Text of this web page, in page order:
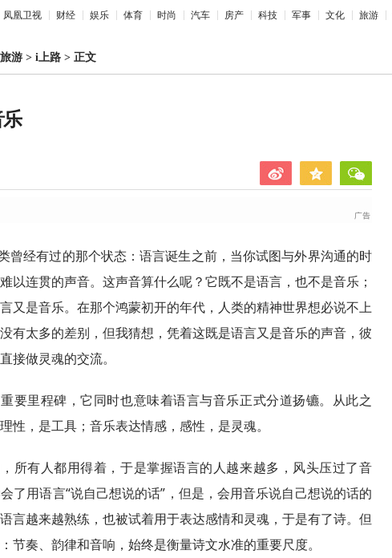
凤凰卫视 财经 娱乐 体育 时尚 汽车 房产 科技 军事 文化 旅游
旅游 > i上路 > 正文
曾经有过的那个状态：语言诞生之前，当你试图与外界沟通的时
以连贯的声音。这声音算什么呢？它既不是语言，也不是音乐；
又是音乐。在那个鸿蒙初开的年代，人类的精神世界想必说不上
有太多的差别，但我猜想，凭着这既是语言又是音乐的声音，彼
接做灵魂的交流。
要里程碑，它同时也意味着语言与音乐正式分道扬镳。从此之
性，是工具；音乐表达情感，感性，是灵魂。
所有人都用得着，于是掌握语言的人越来越多，风头压过了音
了用语言“说自己想说的话”，但是，会用音乐说自己想说的话的
言越来越熟练，也被试着用于表达感情和灵魂，于是有了诗。但
节奏、韵律和音响，始终是衡量诗文水准的重要尺度。